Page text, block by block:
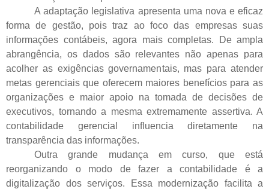
A adaptação legislativa apresenta uma nova e eficaz
forma de gestão, pois traz ao foco das empresas suas
informações contábeis, agora mais completas. De ampla
abrangência, os dados são relevantes não apenas para
acolher as exigências governamentais, mas para atender
metas gerenciais que oferecem maiores benefícios para as
organizações e maior apoio na tomada de decisões de
executivos, tornando a mesma extremamente assertiva. A
contabilidade gerencial influencia diretamente na
transparência das informações.
Outra grande mudança em curso, que está
reorganizando o modo de fazer a contabilidade é a
digitalização dos serviços. Essa modernização facilita a